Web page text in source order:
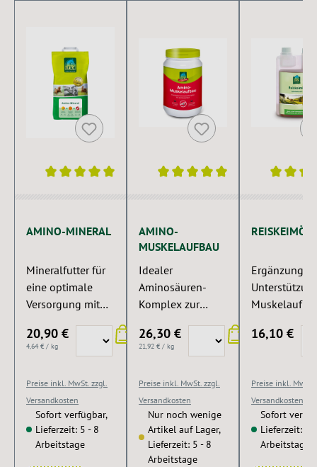
AMINO-MINERAL
Mineralfutter für
eine optimale
Versorgung mit
Vitaminen und
Spurenelementen
20,90 €
4,64 € / kg
Preise inkl. MwSt. zzgl.
Versandkosten
Sofort verfügbar,
Lieferzeit: 5 - 8
Arbeitstage
AMINO-
MUSKELAUFBAU
Idealer
Aminosäuren-
Komplex zur
Muskulatur.
26,30 €
21,92 € / kg
Preise inkl. MwSt. zzgl.
Versandkosten
Nur noch wenige
Artikel auf Lager,
Lieferzeit: 5 - 8
Arbeitstage
REISKEIMÖL
Ergänzung
Trainings mit
pflanzlichen
Oryzanol.
16,10 €
Preise inkl. MwSt.
Versandkosten
Sofort
Lieferzeit: 5
Arbeitstage